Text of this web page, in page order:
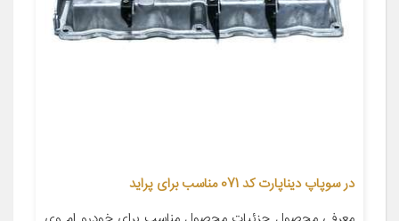
در سوپاپ دیناپارت کد 071 مناسب برای پراید